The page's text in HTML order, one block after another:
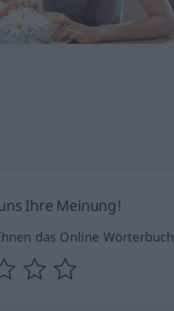
Ihre Meinung!
das Online